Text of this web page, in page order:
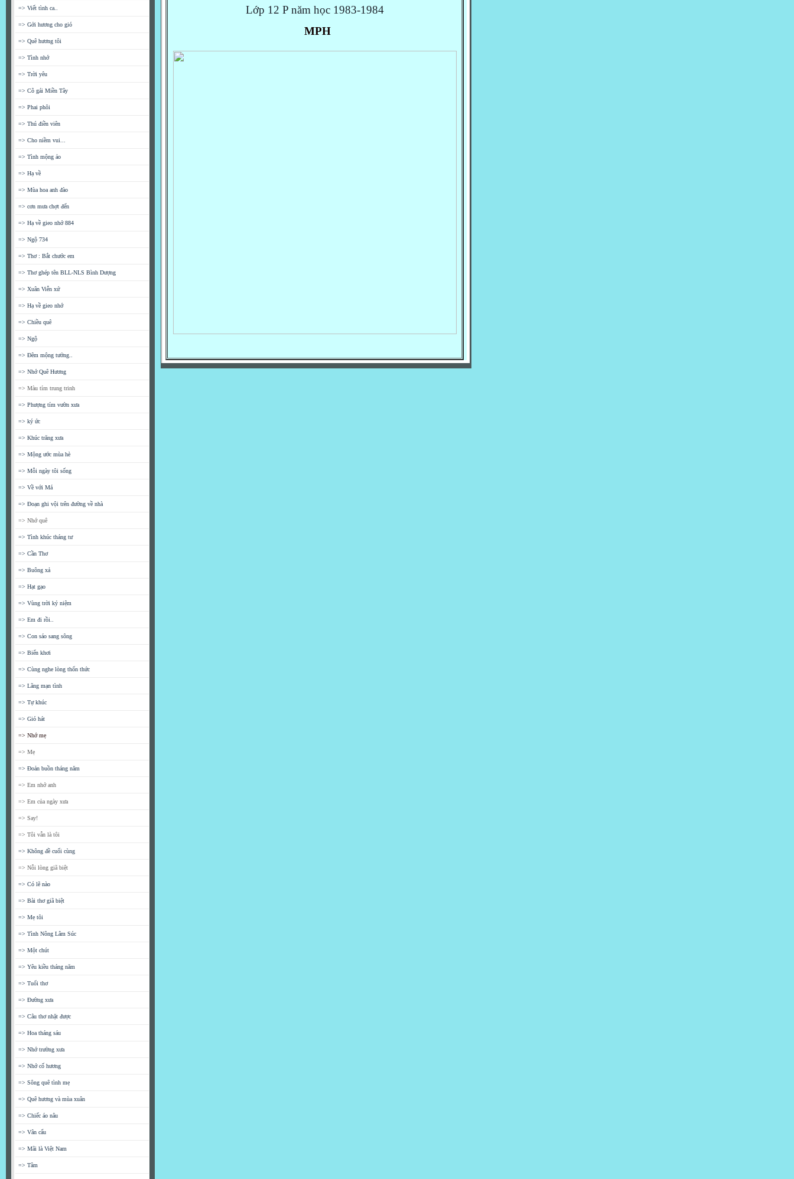
=> Viết tình ca..
=> Gởi hương cho gió
=> Quê hương tôi
=> Tình nhớ
=> Trời yêu
=> Cô gái Miền Tây
=> Phai phôi
=> Thú điền viên
=> Cho niềm vui...
=> Tình mộng ảo
=> Hạ về
=> Mùa hoa anh đào
=> cơn mưa chợt đến
=> Hạ về gieo nhớ 884
=> Ngộ 734
=> Thơ : Bắt chước em
=> Thơ ghép tên BLL-NLS Bình Dượng
=> Xuân Viễn xứ
=> Hạ về gieo nhớ
=> Chiều quê
=> Ngộ
=> Đêm mộng tưởng..
=> Nhớ Quê Hương
=> Màu tím trung trinh
=> Phượng tím vườn xưa
=> ký ức
=> Khúc trăng xưa
=> Mộng ước mùa hè
=> Mỗi ngày tôi sống
=> Về với Má
=> Đoạn ghi vội trên đường về nhà
=> Nhớ quê
=> Tình khúc tháng tư
=> Cần Thơ
=> Buông xả
=> Hạt gạo
=> Vùng trời kỷ niệm
=> Em đi rồi..
=> Con sáo sang sông
=> Biển khơi
=> Cùng nghe lòng thổn thức
=> Lãng mạn tình
=> Tự khúc
=> Gió hát
=> Nhớ mẹ
=> Mẹ
=> Đoản buồn tháng năm
=> Em nhớ anh
=> Em của ngày xưa
=> Say!
=> Tôi vẫn là tôi
=> Không đề cuối cùng
=> Nỗi lòng giã biệt
=> Có lẽ nào
=> Bài thơ giã biệt
=> Mẹ tôi
=> Tình Nông Lâm Súc
=> Một chút
=> Yêu kiều tháng năm
=> Tuổi thơ
=> Đường xưa
=> Câu thơ nhặt được
=> Hoa tháng sáu
=> Nhớ trường xưa
=> Nhớ cố hương
=> Sông quê tình mẹ
=> Quê hương và mùa xuân
=> Chiếc áo nâu
=> Vân cẩu
=> Mãi là Việt Nam
=> Tâm
Lớp 12 P năm học 1983-1984
MPH